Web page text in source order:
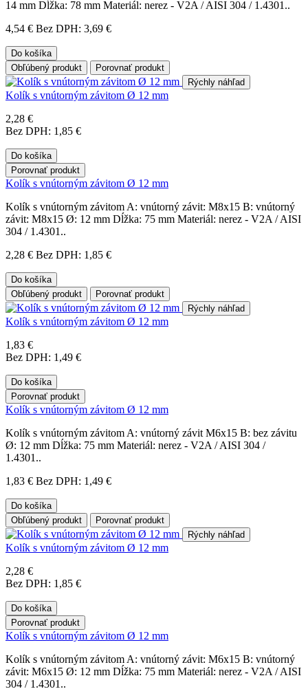
14 mm Dĺžka: 78 mm Materiál: nerez - V2A / AISI 304 / 1.4301..
4,54 € Bez DPH: 3,69 €
Do košíka
Obľúbený produkt
Porovnať produkt
Rýchly náhľad
Kolík s vnútorným závitom Ø 12 mm
2,28 €
Bez DPH: 1,85 €
Do košíka
Porovnať produkt
Kolík s vnútorným závitom Ø 12 mm
Kolík s vnútorným závitom A: vnútorný závit: M8x15 B: vnútorný
závit: M8x15 Ø: 12 mm Dĺžka: 75 mm Materiál: nerez - V2A / AISI
304 / 1.4301..
2,28 € Bez DPH: 1,85 €
Do košíka
Obľúbený produkt
Porovnať produkt
Rýchly náhľad
Kolík s vnútorným závitom Ø 12 mm
1,83 €
Bez DPH: 1,49 €
Do košíka
Porovnať produkt
Kolík s vnútorným závitom Ø 12 mm
Kolík s vnútorným závitom A: vnútorný závit M6x15 B: bez závitu
Ø: 12 mm Dĺžka: 75 mm Materiál: nerez - V2A / AISI 304 /
1.4301..
1,83 € Bez DPH: 1,49 €
Do košíka
Obľúbený produkt
Porovnať produkt
Rýchly náhľad
Kolík s vnútorným závitom Ø 12 mm
2,28 €
Bez DPH: 1,85 €
Do košíka
Porovnať produkt
Kolík s vnútorným závitom Ø 12 mm
Kolík s vnútorným závitom A: vnútorný závit: M6x15 B: vnútorný
závit: M6x15 Ø: 12 mm Dĺžka: 75 mm Materiál: nerez - V2A / AISI
304 / 1.4301..